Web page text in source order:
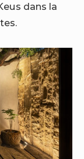
dans la